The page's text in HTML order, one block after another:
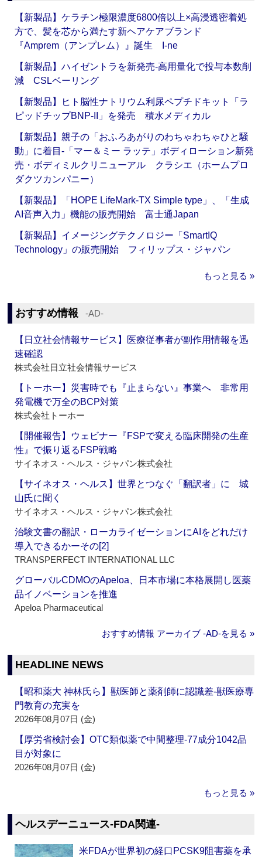
【新製品】ケラチン極限濃度6800倍以上×高浸透密着処
方で、髪を芯から満たす新ヘアケアブランド
『Amprem（アンプレム）』誕生 I-ne
【新製品】ハイゼントラを新発売‐高用量化で投与本数削
減 CSLベーリング
【新製品】ヒト脳性ナトリウム利尿ペプチドキット「ラ
ピッドチップBNP-II」を発売 積水メディカル
【新製品】親子の「おふろあがりのわちゃわちゃひと騒
動」に着目‐「マー＆ミー ラッテ」ボディローション新発
売・ボディミルクリニューアル クラシエ（ホームプロ
ダクツカンパニー）
【新製品】「HOPE LifeMark-TX Simple type」、「生成
AI音声入力」機能の販売開始 富士通Japan
【新製品】イメージングテクノロジー「SmartIQ
Technology」の販売開始 フィリップス・ジャパン
もっと見る »
おすすめ情報 ‐AD‐
【日立社会情報サービス】医療従事者が副作用情報を迅
速確認
株式会社日立社会情報サービス
【トーホー】災害時でも『止まらない』事業へ 非常用
発電機で万全のBCP対策
株式会社トーホー
【開催報告】ウェビナー『FSPで変える臨床開発の生産
性』で振り返るFSP戦略
サイネオス・ヘルス・ジャパン株式会社
【サイネオス・ヘルス】世界とつなぐ「翻訳者」に 城
山氏に聞く
サイネオス・ヘルス・ジャパン株式会社
治験文書の翻訳・ローカライゼーションにAIをどれだけ
導入できるかーその[2]
TRANSPERFECT INTERNATIONAL LLC
グローバルCDMOのApeloa、日本市場に本格展開し医薬
品イノベーションを推進
Apeloa Pharmaceutical
おすすめ情報 アーカイブ ‐AD‐を見る »
HEADLINE NEWS
【昭和薬大 神林氏ら】獣医師と薬剤師に認識差‐獣医療専
門教育の充実を
2026年08月07日 (金)
【厚労省検討会】OTC類似薬で中間整理‐77成分1042品
目が対象に
2026年08月07日 (金)
もっと見る »
ヘルスデーニュース‐FDA関連‐
米FDAが世界初の経口PCSK9阻害薬を承